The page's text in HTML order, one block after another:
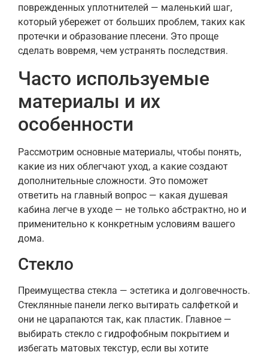
поврежденных уплотнителей — маленький шаг,
который убережет от больших проблем, таких как
протечки и образование плесени. Это проще
сделать вовремя, чем устранять последствия.
Часто используемые
материалы и их
особенности
Рассмотрим основные материалы, чтобы понять,
какие из них облегчают уход, а какие создают
дополнительные сложности. Это поможет
ответить на главный вопрос — какая душевая
кабина легче в уходе — не только абстрактно, но и
применительно к конкретным условиям вашего
дома.
Стекло
Преимущества стекла — эстетика и долговечность.
Стеклянные панели легко вытирать салфеткой и
они не царапаются так, как пластик. Главное —
выбирать стекло с гидрофобным покрытием и
избегать матовых текстур, если вы хотите